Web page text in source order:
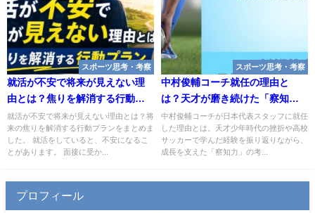
スポーツ思考・考察
就活が不安で将来が見えない理
由とは？焦りを解消する行動プ
ラン
就活が不安で将来が見えない理由とは？将
来の焦りを解消する行動プランをまとめま
した。 就活をしていると、不安になるこ
とがあります。 面接に受か...
スポーツ思考・考察
中村俊輔コーチ就任の理由と
は？天才が磨き続けた「察知
力」の正体
中村俊輔コーチが日本代表スタッフに就任
した理由とは。天才少年時代の挫折や高校
サッカーで学んだ経験を振り返りながら、
成長を支えた「察知力」の考...
プロフィール